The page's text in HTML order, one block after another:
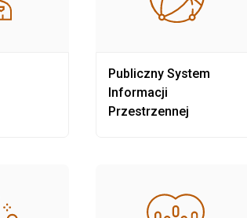
Publiczny System
Informacji
Przestrzennej